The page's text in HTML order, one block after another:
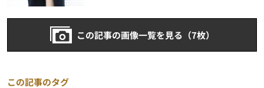
この記事の画像一覧を見る（7枚）
この記事のタグ